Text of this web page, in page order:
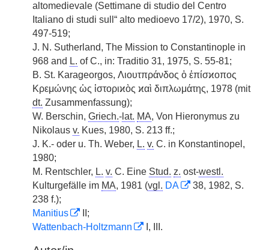
altomedievale (Settimane di studio del Centro
Italiano di studi sull“ alto medioevo 17/2), 1970, S.
497-519;
J. N. Sutherland, The Mission to Constantinople in
968 and L. of C., in: Traditio 31, 1975, S. 55-81;
B. St. Karageorgos, Λιουτπράνδος ὁ ἐπίσϰοπος
Kρεμώνης ὡς ἱστοριϰὸς ϰαὶ διπλωμάτης, 1978 (mit
dt. Zusammenfassung);
W. Berschin, Griech.- lat. MA, Von Hieronymus zu
Nikolaus v. Kues, 1980, S. 213 ff.;
J. K.- oder u. Th. Weber, L. v. C. in Konstantinopel,
1980;
M. Rentschler, L. v. C. Eine Stud. z. ost-westl.
Kulturgefälle im MA, 1981 (vgl. DA
38, 1982, S.
238 f.);
Manitius
II;
Wattenbach-Holtzmann
I, III.